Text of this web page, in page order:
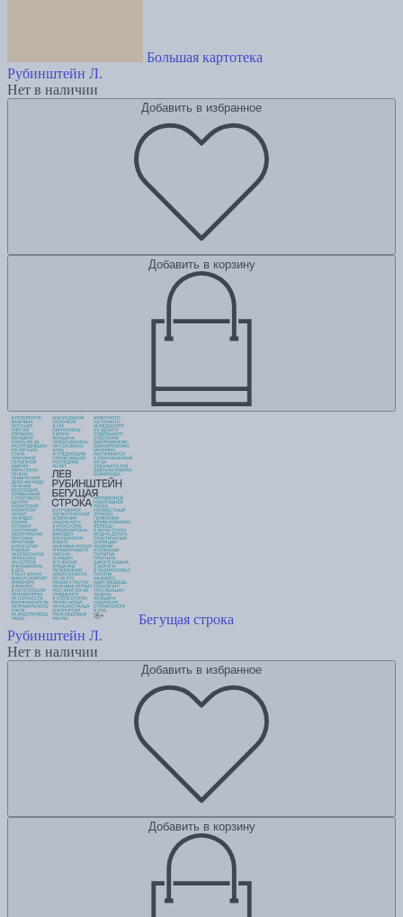
Большая картотека
Рубинштейн Л.
Нет в наличии
Добавить в избранное
Добавить в корзину
Бегущая строка
Рубинштейн Л.
Нет в наличии
Добавить в избранное
Добавить в корзину